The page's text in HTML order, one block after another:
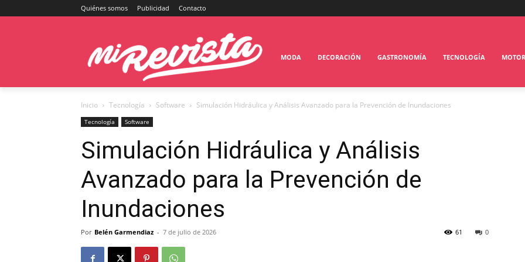
Quiénes somos Publicidad Contacto
MODA DECORACIÓN GASTRONOMÍA TECNOLOGÍA MOTOR
Inicio Tecnología Software Simulación Hidráulica y Análisis Avanzado para la Prevención de Inundaciones
Tecnología Software
Simulación Hidráulica y Análisis
Avanzado para la Prevención de
Inundaciones
Por Belén Garmendiaz - 7 de julio de 2026 0
61